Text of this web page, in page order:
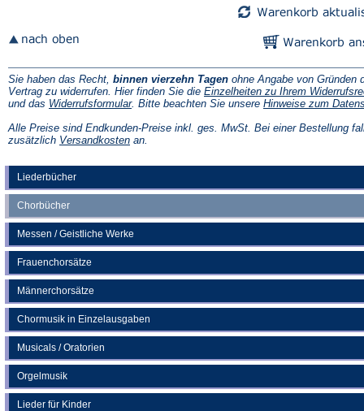
Liederbücher
Chorbücher
Messen / Geistliche Werke
Frauenchorsätze
Männerchorsätze
Chormusik in Einzelausgaben
Musicals / Oratorien
Orgelmusik
Lieder für Kinder
Sie haben das Recht, binnen vierzehn Tagen ohne Angabe von Gründen
Vertrag zu widerrufen. Hier finden Sie die Einzelheiten zu Ihrem
und das Widerrufsformular(Öffnet
einem
neuen
. Bitte beachten Sie unsere Hinweise zum
Alle Preise sind Endkunden-Preise inkl. ges. MwSt. Bei einer Bestellung
zusätzlich Versandkosten(Öffnet
an.